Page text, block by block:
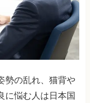
勢の乱れ、猫背や
に悩む人は日本国